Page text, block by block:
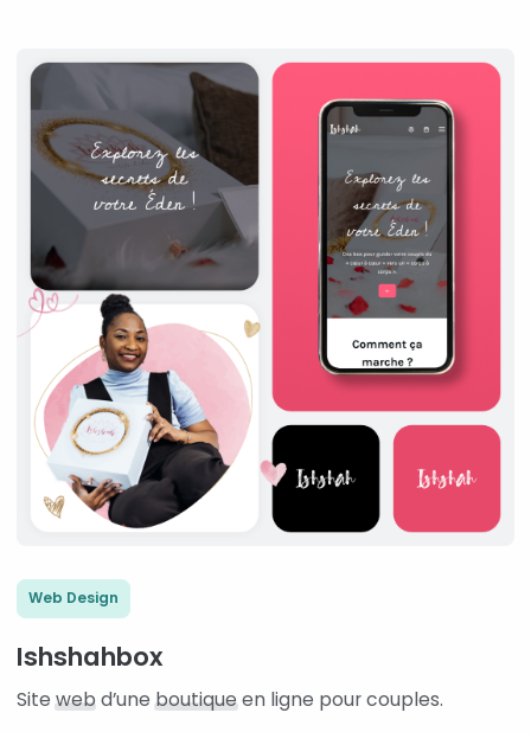
Web Design
Ishshahbox
Sitewebd’uneboutiqueen ligne pour couples.